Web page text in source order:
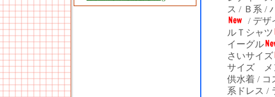
ス / Ｂ系 /
/ デザ
ルＴシャツ
イーグル
さいサイズ
サイズ メ
供水着 / コ
系ドレス /